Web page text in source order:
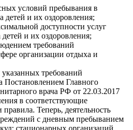
условий пребывания в
детей и их оздоровления;
доступности услуг
и их оздоровления;
требований
организации отдыха и
требований
Постановлением Главного
врача РФ от 22.03.2017
в соответствующие
Теперь, деятельность
с дневным пребыванием
стационарных организаций